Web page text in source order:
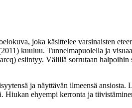
joka käsittelee varsinaisten
kuuluu. Tunnelmapuolella ja
) esiintyy. Välillä sorrutaan halpoihin
ja näyttävän ilmeensä
Hiukan ehyempi kerronta ja